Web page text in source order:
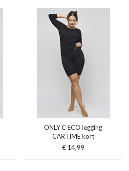
ONLY C ECO legging
CARTIME kort
€ 14,99